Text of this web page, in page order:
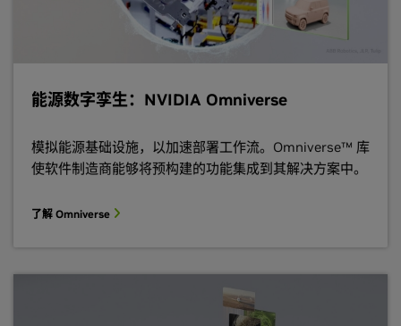
能源数字孪生：NVIDIA Omniverse
模拟能源基础设施，以加速部署工作流。Omniverse™ 库
使软件制造商能够将预构建的功能集成到其解决方案中。
了解 Omniverse